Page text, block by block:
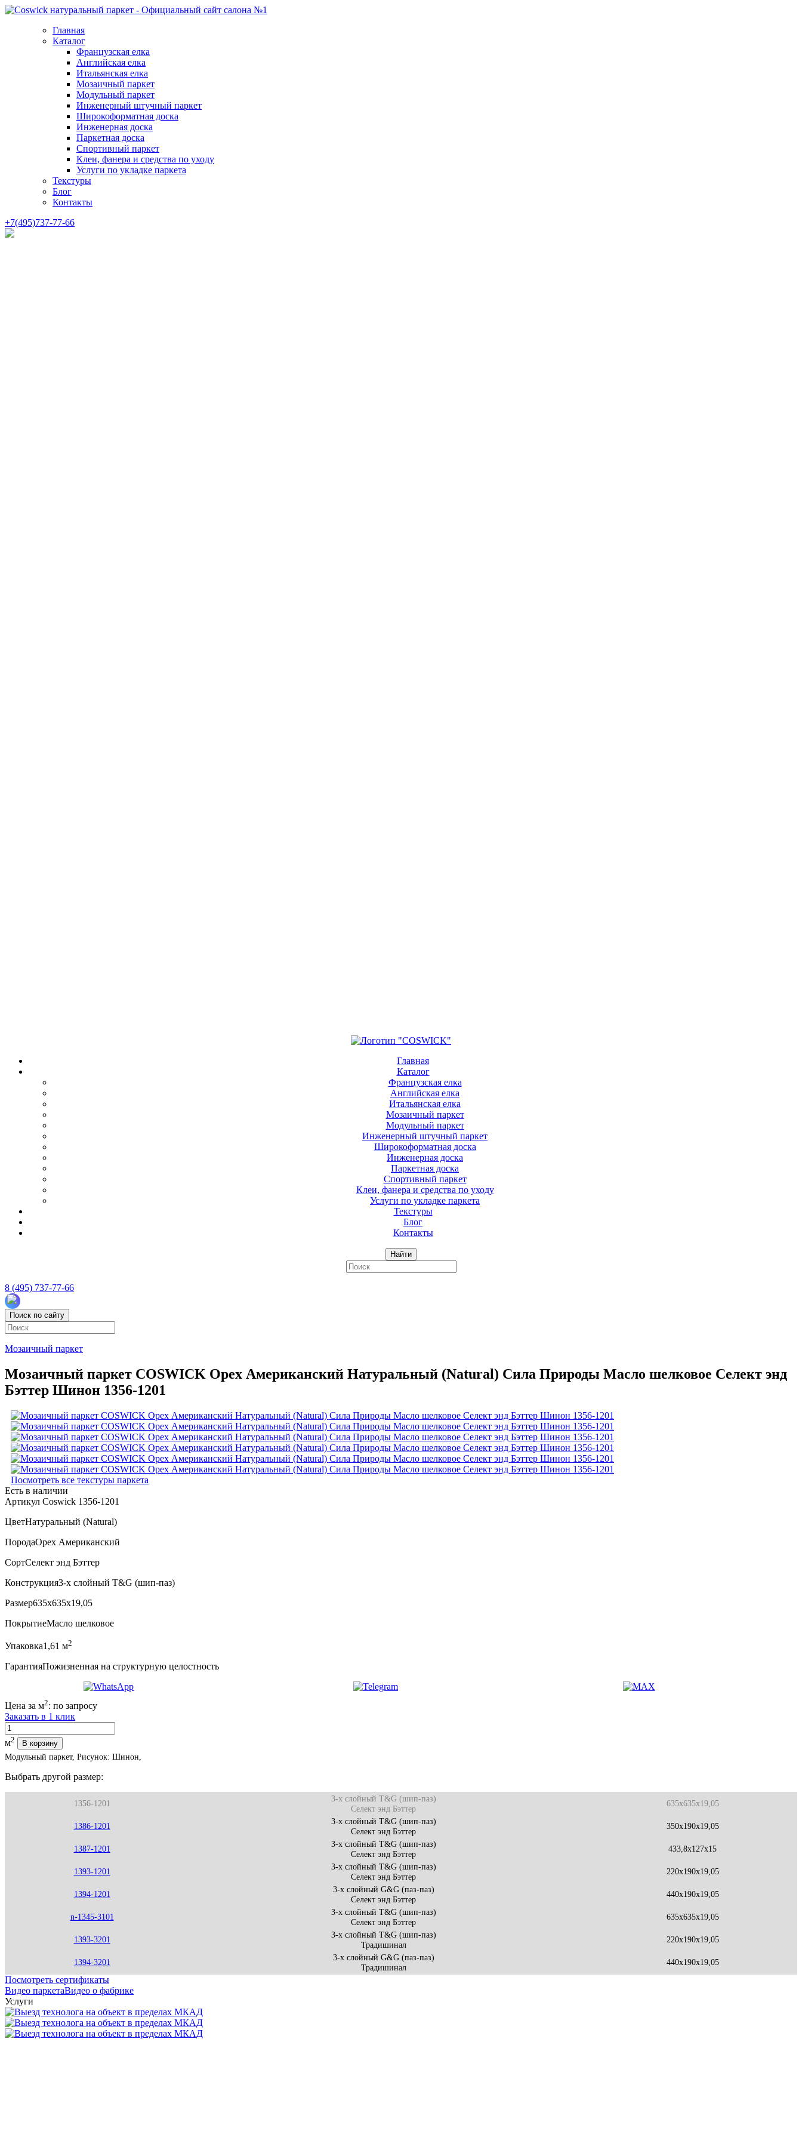
Главная
Каталог
Французская елка
Английская елка
Итальянская елка
Мозаичный паркет
Модульный паркет
Инженерный штучный паркет
Широкоформатная доска
Инженерная доска
Паркетная доска
Спортивный паркет
Клеи, фанера и средства по уходу
Услуги по укладке паркета
Текстуры
Блог
Контакты
+7(495)737-77-66
Главная
Каталог
Французская елка
Английская елка
Итальянская елка
Мозаичный паркет
Модульный паркет
Инженерный штучный паркет
Широкоформатная доска
Инженерная доска
Паркетная доска
Спортивный паркет
Клеи, фанера и средства по уходу
Услуги по укладке паркета
Текстуры
Блог
Контакты
Найти
8 (495) 737-77-66
Поиск по сайту
Мозаичный паркет
Мозаичный паркет COSWICK Орех Американский Натуральный (Natural) Сила Природы Масло шелковое Селект энд
Бэттер Шинон 1356-1201
Посмотреть все текстуры паркета
Есть в наличии
Артикул Coswick 1356-1201
ЦветНатуральный (Natural)
ПородаОрех Американский
СортСелект энд Бэттер
Конструкция3-х слойный T&G (шип-паз)
Размер635x635x19,05
ПокрытиеМасло шелковое
Упаковка1,61 м2
ГарантияПожизненная на структурную целостность
Цена за м2: по запросу
Заказать в 1 клик
Количество
м2
В корзину
Модульный паркет, Рисунок: Шинон,
Выбрать другой размер:
1356-1201
3-х слойный T&G (шип-паз)
Селект энд Бэттер
635x635x19,05
1386-1201
3-х слойный T&G (шип-паз)
Селект энд Бэттер
350x190x19,05
1387-1201
3-х слойный T&G (шип-паз)
Селект энд Бэттер
433,8x127x15
1393-1201
3-х слойный T&G (шип-паз)
Селект энд Бэттер
220x190x19,05
1394-1201
3-х слойный G&G (паз-паз)
Селект энд Бэттер
440x190x19,05
n-1345-3101
3-х слойный T&G (шип-паз)
Селект энд Бэттер
635x635x19,05
1393-3201
3-х слойный T&G (шип-паз)
Традишинал
220x190x19,05
1394-3201
3-х слойный G&G (паз-паз)
Традишинал
440x190x19,05
Посмотреть сертификаты
Видео паркетаВидео о фабрике
Услуги